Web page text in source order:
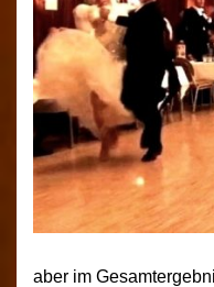
aber im